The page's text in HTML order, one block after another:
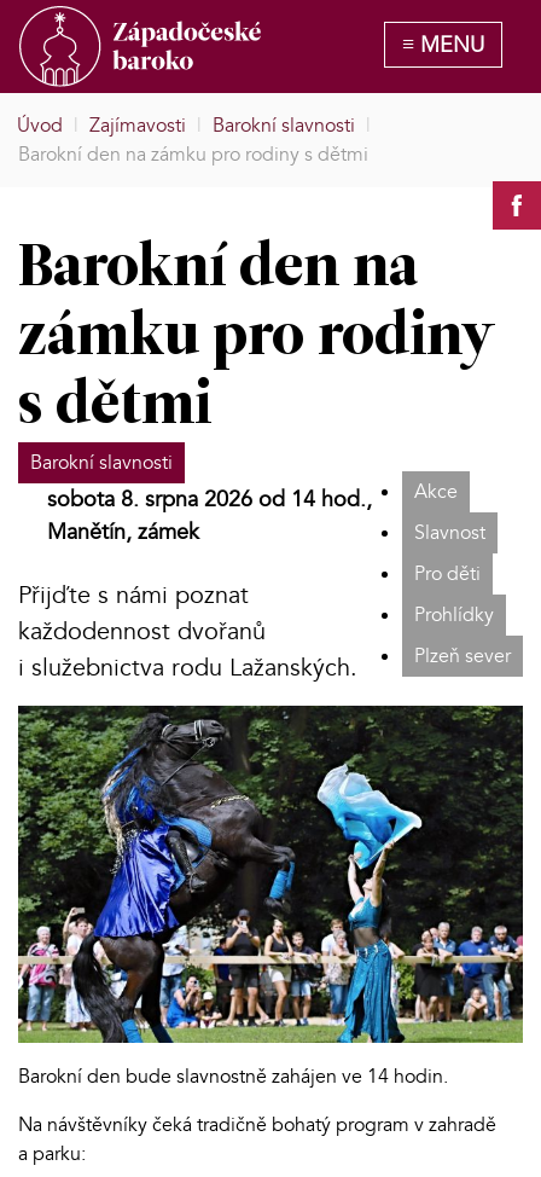
Úvod | Zajímavosti | Barokní slavnosti |
Barokní den na zámku pro rodiny s dětmi
Barokní den na
zámku pro rodiny
s dětmi
Barokní slavnosti
Akce
Slavnost
Pro děti
Prohlídky
Plzeň sever
sobota 8. srpna 2026 od 14 hod.,
Manětín, zámek
Přijďte s námi poznat
každodennost dvořanů
i služebnictva rodu Lažanských.
Barokní den bude slavnostně zahájen ve 14 hodin.
Na návštěvníky čeká tradičně bohatý program v zahradě
a parku: